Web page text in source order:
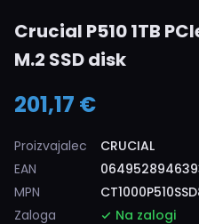
Crucial P510 1TB
M.2 SSD disk
201,17 €
Proizvajalec
CRUCIAL
EAN
MPN
Zaloga
Na zalogi